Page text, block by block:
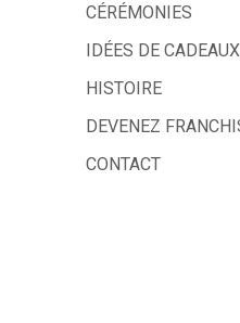
CÉRÉMONIES
IDÉES DE CADEAUX
HISTOIRE
DEVENEZ
CONTACT